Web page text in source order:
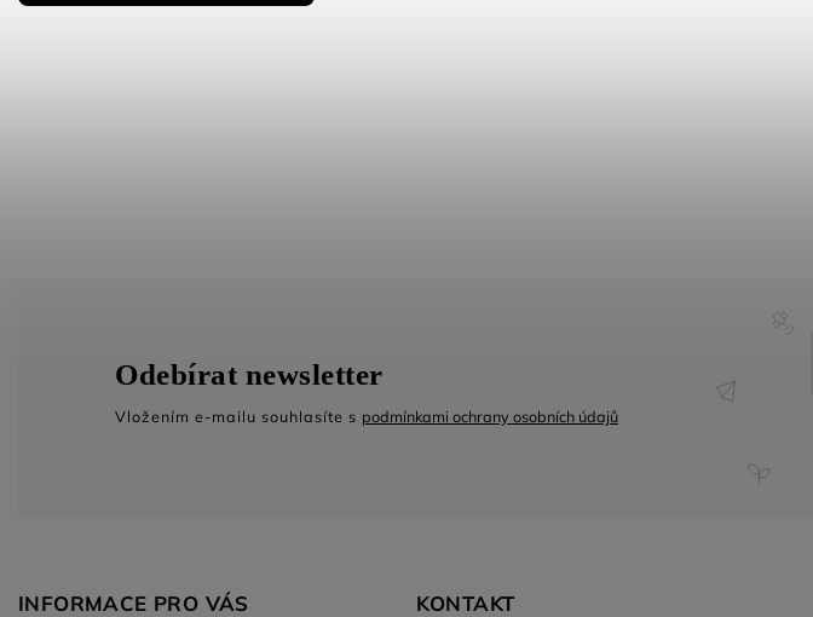
INFORMACE PRO VÁS KONTAKT
Odebírat newsletter
Vložením e-mailu souhlasíte s podmínkami ochrany osobních údajů